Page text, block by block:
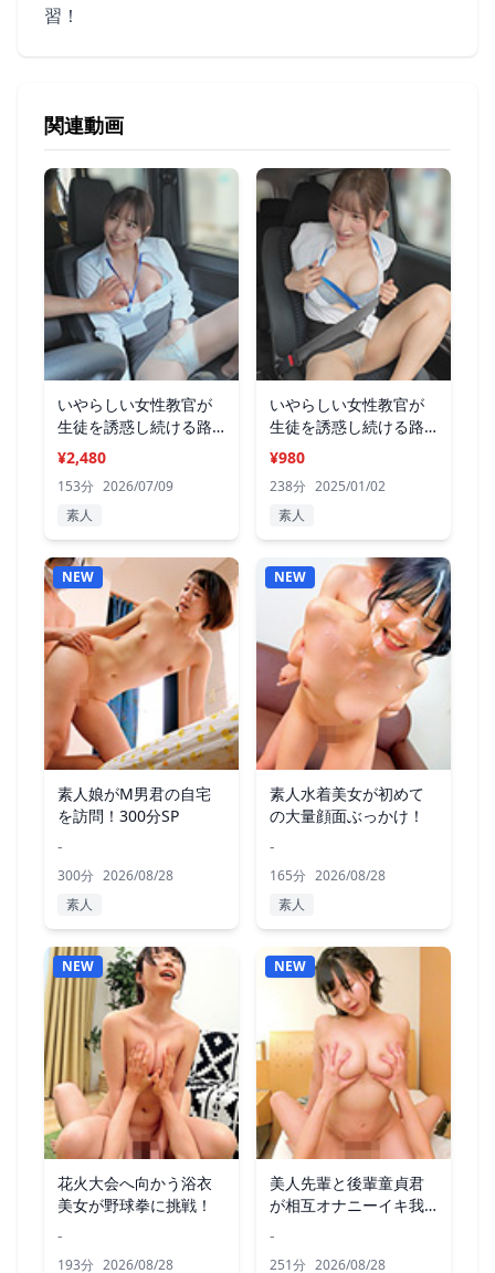
習！
関連動画
いやらしい女性教官が
生徒を誘惑し続ける路
上教習
¥2,480
153分 2026/07/09
素人
いやらしい女性教官が
生徒を誘惑し続ける路
上教習
¥980
238分 2025/01/02
素人
NEW
素人娘がM男君の自宅
を訪問！300分SP
-
300分 2026/08/28
素人
NEW
素人水着美女が初めて
の大量顔面ぶっかけ！
-
165分 2026/08/28
素人
NEW
花火大会へ向かう浴衣
美女が野球拳に挑戦！
-
193分 2026/08/28
NEW
美人先輩と後輩童貞君
が相互オナニーイキ我
-
251分 2026/08/28